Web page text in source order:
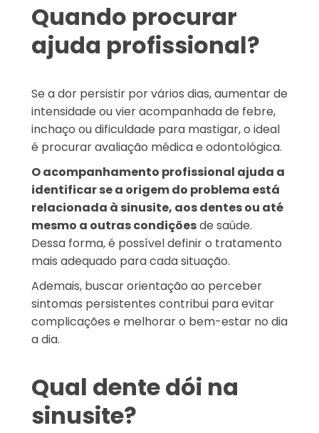
Quando procurar
ajuda profissional?
Se a dor persistir por vários dias, aumentar de
intensidade ou vier acompanhada de febre,
inchaço ou dificuldade para mastigar, o ideal
é procurar avaliação médica e odontológica.
O acompanhamento profissional ajuda a
identificar se a origem do problema está
relacionada à sinusite, aos dentes ou até
mesmo a outras condiçõesde saúde.
Dessa forma, é possível definir o tratamento
mais adequado para cada situação.
Ademais, buscar orientação ao perceber
sintomas persistentes contribui para evitar
complicações e melhorar o bem-estar no dia
a dia.
Qual dente dói na
sinusite?